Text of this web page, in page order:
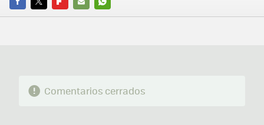
FACEBOOK
TWITTERFLIPBOARD
E-
WHATSAPP
Comentarios cerrados